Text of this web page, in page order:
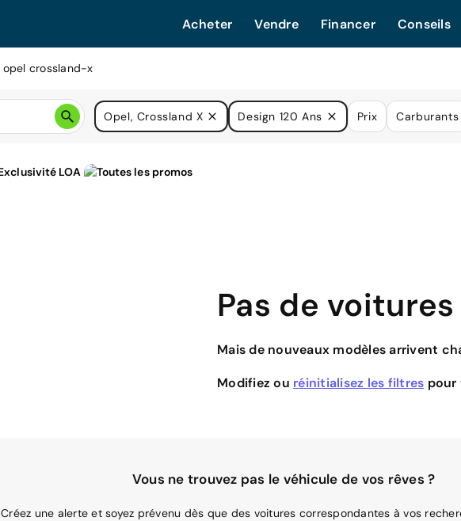
Acheter Vendre Financer Conseils
opel crossland-x
Opel, Crossland X Design 120 Ans Prix Carburants
Pas de
Mais de nouveaux modèles arrivent
Modifiez ou réinitialisez les filtres pour
Vous ne trouvez pas le véhicule de vos rêves ?
Créez une alerte et soyez prévenu dès que des voitures correspondantes à vos